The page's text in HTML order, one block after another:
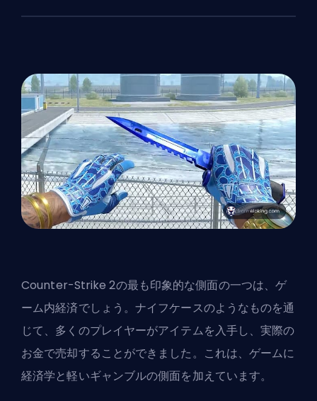
Counter-Strike 2の最も印象的な側面の一つは、ゲ
ーム内経済でしょう。ナイフケースのようなものを通
じて、多くのプレイヤーがアイテムを入手し、実際の
お金で売却することができました。これは、ゲームに
経済学と軽いギャンブルの側面を加えています。